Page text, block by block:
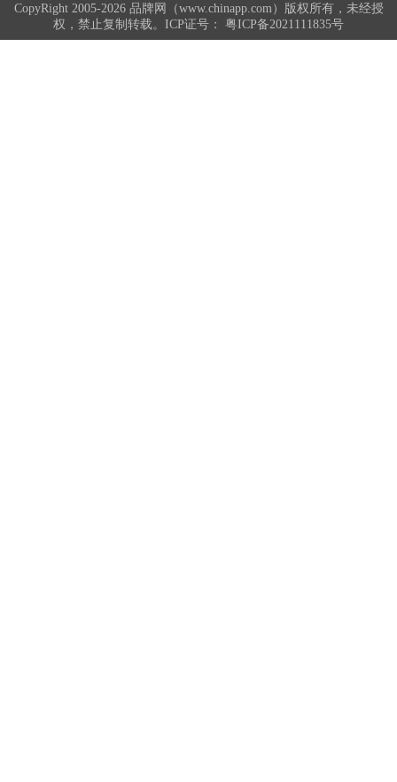
CopyRight 2005-2026 品牌网（www.chinapp.com）版权所有，未经授
权，禁止复制转载。ICP证号： 粤ICP备2021111835号